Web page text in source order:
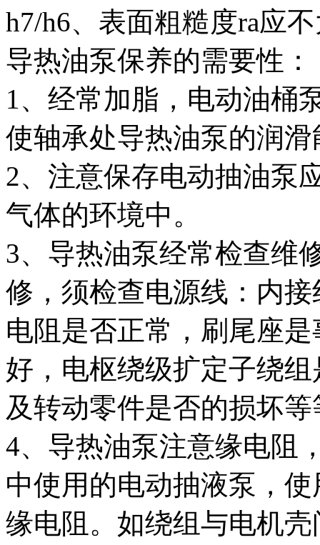
h7/h6、表面粗糙度ra应
导热油泵保养的需要性：
1、经常加脂，电动油桶
使轴承处导热油泵的润
2、注意保存电动抽油泵
气体的环境中。
3、导热油泵经常检查维
修，须检查电源线：内
电阻是否正常，刷尾座
好，电枢绕级扩定子绕
及转动零件是否的损坏等
4、导热油泵注意缘电阻
中使用的电动抽液泵，
缘电阻。如绕组与电机